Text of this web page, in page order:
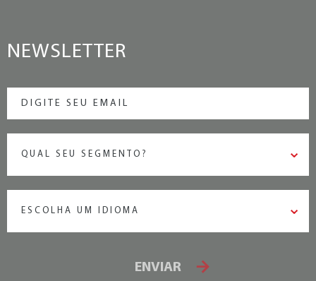
NEWSLETTER
QUAL SEU SEGMENTO?
ESCOLHA UM IDIOMA
ENVIAR